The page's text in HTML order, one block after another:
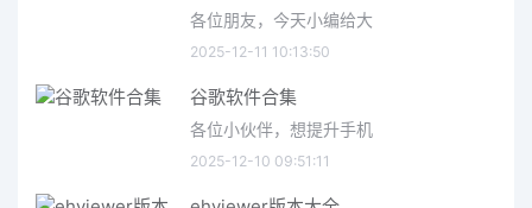
各位朋友，今天小编给大
2025-12-11 10:13:50
谷歌软件合集
各位小伙伴，想提升手机
2025-12-10 09:51:11